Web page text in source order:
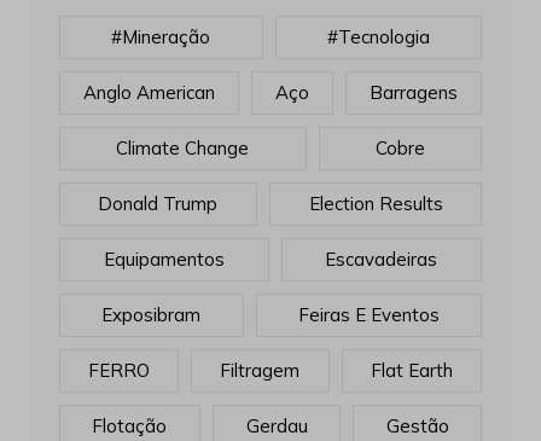
#mineração #tecnologia
Anglo American Aço Barragens
Climate Change Cobre
Donald Trump Election Results
Equipamentos Escavadeiras
Exposibram Feiras E Eventos
FERRO Filtragem Flat Earth
Flotação Gerdau Gestão